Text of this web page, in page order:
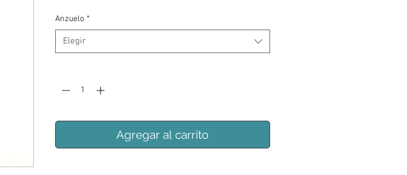
Anzuelo *
Elegir
Agregar al carrito